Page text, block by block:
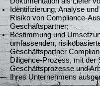
Identifizierung, Analyse
Risiko von Compliance-
Geschäftspartner;
Bestimmung und
umfassenden,
Geschäftspartner
Diligence-Prozess, mit der
Geschäftsprozesse und
Ihres Unternehmens